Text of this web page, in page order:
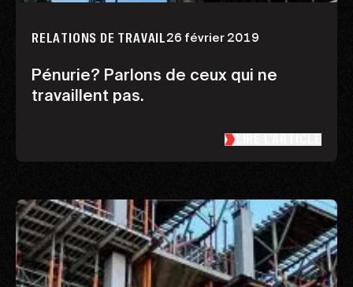
RELATIONS DE TRAVAIL26 février 2019
Pénurie? Parlons de ceux qui ne
travaillent pas.